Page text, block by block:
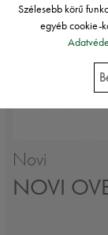
Novi
NOVI
Szélesebb körű
egyéb cookie-